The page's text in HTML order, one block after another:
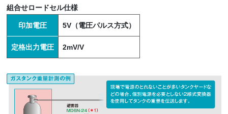
組合せロードセル仕様
印加電圧 5V（電圧パルス方式）
定格出力電圧 2mV/V